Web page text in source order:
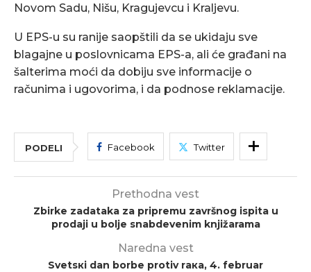
Novom Sadu, Nišu, Kragujevcu i Kraljevu.
U EPS-u su ranije saopštili da se ukidaju sve
blagajne u poslovnicama EPS-a, ali će građani na
šalterima moći da dobiju sve informacije o
računima i ugovorima, i da podnose reklamacije.
PODELI Facebook Twitter
Prethodna vest
Zbirke zadataka za pripremu završnog ispita u
prodaji u bolje snabdevenim knjižarama
Naredna vest
Svеtsкi dаn bоrbе prоtiv rака, 4. fеbruаr